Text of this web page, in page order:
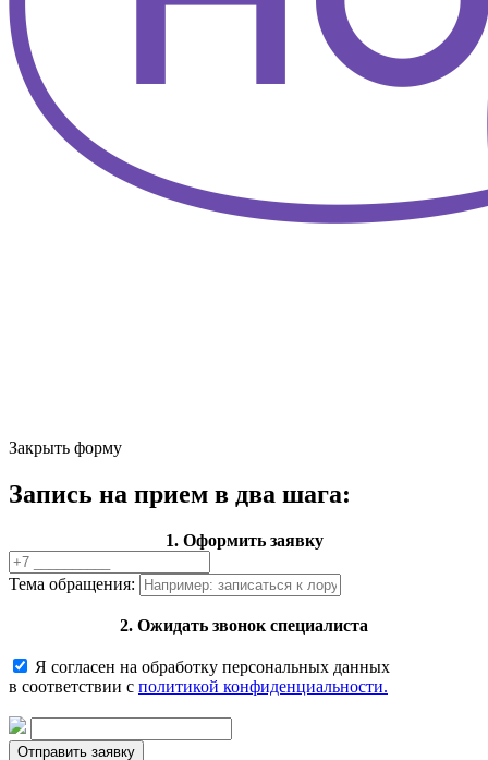
Закрыть форму
Запись на прием в два шага:
1. Оформить заявку
Тема обращения:
2. Ожидать звонок специалиста
Я согласен на обработку персональных данных
в соответствии с политикой конфиденциальности.